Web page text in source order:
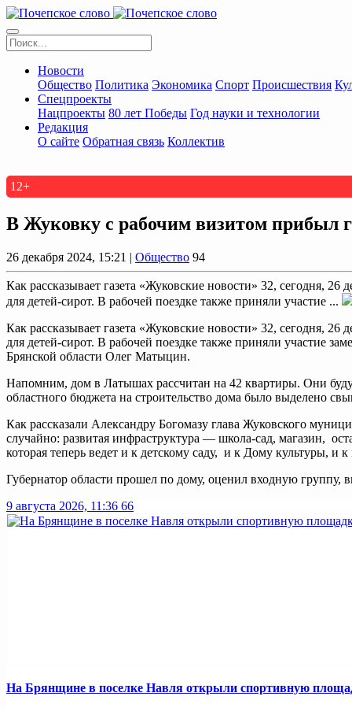
Новости
Общество Политика Экономика Спорт Происшествия
Спецпроекты
Нацпроекты 80 лет Победы Год науки и технологии
Редакция
О сайте Обратная связь Коллектив
12+
В Жуковку с рабочим визитом прибыл
26 декабря 2024, 15:21 | Общество 94
Как рассказывает газета «Жуковские новости» 32, сегодня,
для детей-сирот. В рабочей поездке также приняли участие ...
Как рассказывает газета «Жуковские новости» 32, сегодня,
для детей-сирот. В рабочей поездке также приняли участие
Брянской области Олег Матыцин.
Напомним, дом в Латышах рассчитан на 42 квартиры. Они
областного бюджета на строительство дома было выделено
Как рассказали Александру Богомазу глава Жуковского
случайно: развитая инфраструктура — школа-сад, магазин,
которая теперь ведет и к детскому саду, и к Дому культуры, и
Губернатор области прошел по дому, оценил входную группу,
9 августа 2026, 11:36 66
На Брянщине в поселке Навля открыли спортивную